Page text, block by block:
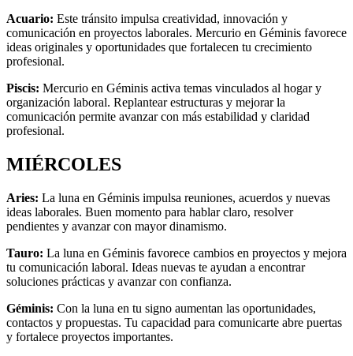
Acuario: Este tránsito impulsa creatividad, innovación y
comunicación en proyectos laborales. Mercurio en Géminis favorece
ideas originales y oportunidades que fortalecen tu crecimiento
profesional.
Piscis: Mercurio en Géminis activa temas vinculados al hogar y
organización laboral. Replantear estructuras y mejorar la
comunicación permite avanzar con más estabilidad y claridad
profesional.
MIÉRCOLES
Aries: La luna en Géminis impulsa reuniones, acuerdos y nuevas
ideas laborales. Buen momento para hablar claro, resolver
pendientes y avanzar con mayor dinamismo.
Tauro: La luna en Géminis favorece cambios en proyectos y mejora
tu comunicación laboral. Ideas nuevas te ayudan a encontrar
soluciones prácticas y avanzar con confianza.
Géminis: Con la luna en tu signo aumentan las oportunidades,
contactos y propuestas. Tu capacidad para comunicarte abre puertas
y fortalece proyectos importantes.